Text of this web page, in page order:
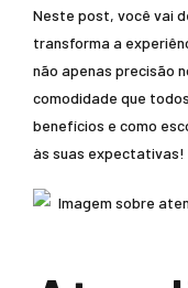
Neste post, você vai
transforma a
não apenas precisão
comodidade que
benefícios e como
às suas expectativas!